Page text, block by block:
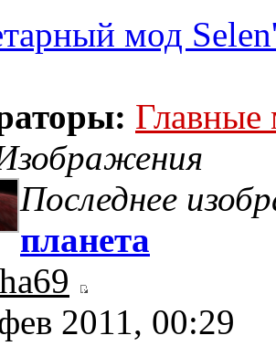
мод
Главные
Последнее
планета
2011, 00:29